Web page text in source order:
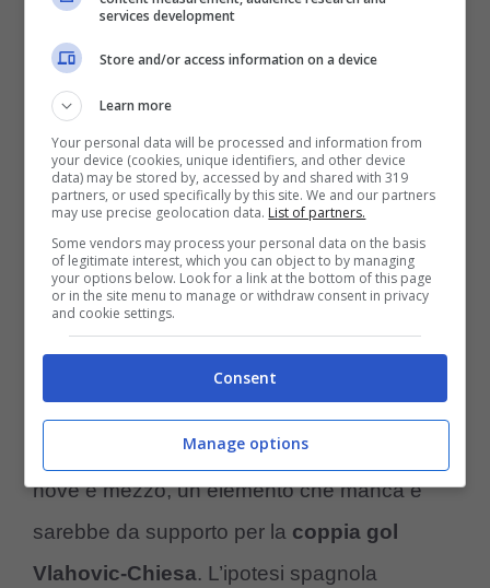
Il belga è seguito anche dalla Juve (ansa foto) –
controcalcio.com
Un’opzione che sarebbe clamorosa, i
bianconeri andrebbero su un calciatore di
fantasia per completare la rosa. Una sorta di
nove e mezzo, un elemento che manca e
sarebbe da supporto per la coppia gol
Vlahovic-Chiesa. L’ipotesi spagnola
services development
Store and/or access information on a device
Learn more
Your personal data will be processed and information from
your device (cookies, unique identifiers, and other device
data) may be stored by, accessed by and shared with 319
partners, or used specifically by this site. We and our partners
may use precise geolocation data. List of partners.
Some vendors may process your personal data on the basis
of legitimate interest, which you can object to by managing
your options below. Look for a link at the bottom of this page
or in the site menu to manage or withdraw consent in privacy
and cookie settings.
Consent
Manage options